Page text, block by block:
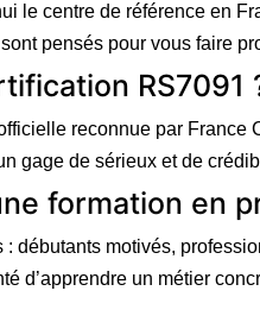
le centre de référence en
pensés pour vous faire
RS7091
reconnue par France
gage de sérieux et de
formation en
: débutants motivés,
d’apprendre un métier